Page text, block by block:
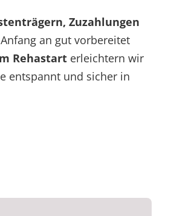
Zuzahlungen
an gut vorbereitet
Rehastarterleichtern wir
entspannt und sicher in